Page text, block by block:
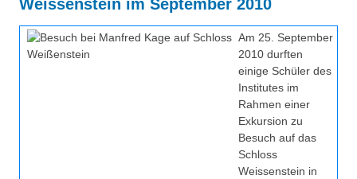
Über uns
Besonderheiten
QM-Zertifizierung nach SGB III / AZAV
Preisrätsel
Weissenstein im September 2010
Am 25. September
2010 durften
einige Schüler des
Institutes im
Rahmen einer
Exkursion zu
Besuch auf das
Schloss
Weissenstein in